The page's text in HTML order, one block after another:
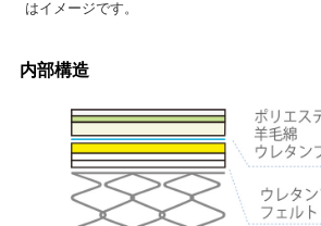
はイメージです。
内部構造